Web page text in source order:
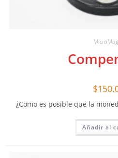
$
¿Como es posible que la
Añadir al